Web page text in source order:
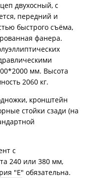
двухосный, с
передний и
быстрого съёма,
фанера.
мм. Высота
2060 кг.
кронштейн
стойки сзади (на
с
240 или 380 мм,
"Е" обязательна.